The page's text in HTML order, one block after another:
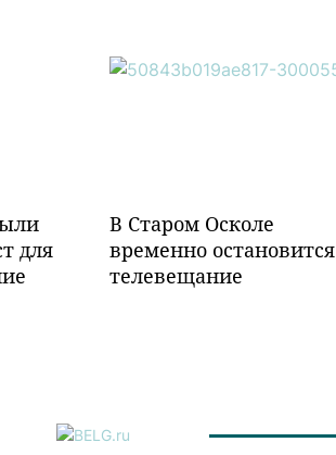
для
В Старом Осколе
временно остановится
телевещание